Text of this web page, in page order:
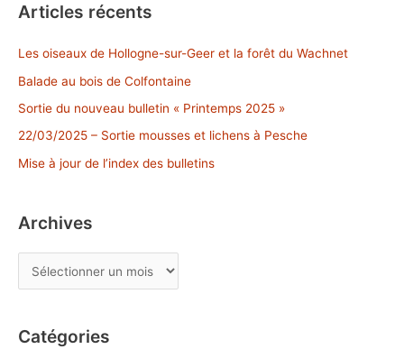
r
Articles récents
Les oiseaux de Hollogne-sur-Geer et la forêt du Wachnet
Balade au bois de Colfontaine
Sortie du nouveau bulletin « Printemps 2025 »
22/03/2025 – Sortie mousses et lichens à Pesche
Mise à jour de l’index des bulletins
Archives
r
h
Catégories